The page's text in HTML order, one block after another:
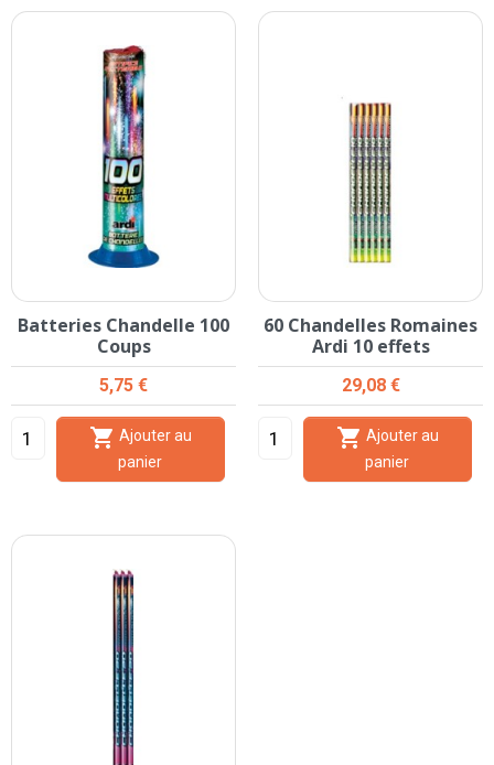
Batteries Chandelle 100
Coups
Prix
5,75 €

panier
60 Chandelles Romaines
Ardi 10 effets
Prix
29,08 €

panier